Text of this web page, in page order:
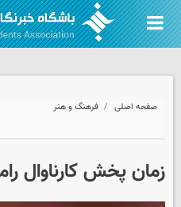
صفحه اصلی فرهنگ و هنر
زمان پخش